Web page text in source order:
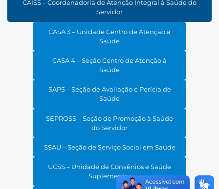
CAISS – Coordenadoria de Atenção Integral à Saúde do
Servidor
CASA 3 – Unidade Centro de Atenção à
Saúde
CASA 4 – Seção Centro de Atenção à
Saúde
SAPS – Seção de Avaliação e Perícia de
Saúde
SEPROSS – Seção de Promoção à Saúde
do Servidor
SSAU – Seção de Serviço Social em Saúde
UCSS – Unidade de Convênios e Saúde
Suplementar